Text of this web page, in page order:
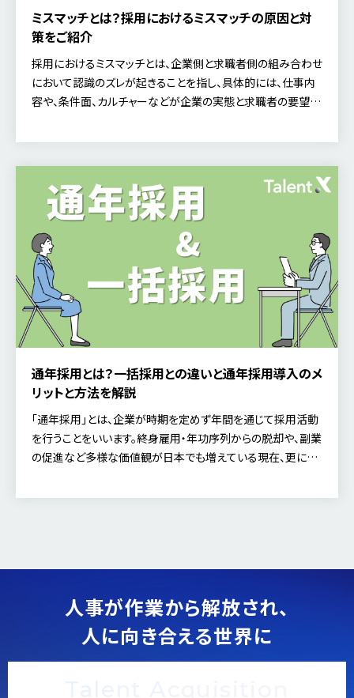
ミスマッチとは？採用におけるミスマッチの原因と対
策をご紹介
採用におけるミスマッチとは、企業側と求職者側の組み合わせ
において認識のズレが起きることを指し、具体的には、仕事内
容や、条件面、カルチャーなどが企業の実態と求職者の要望と
因やミスマッチを防ぐための具体的な対策について解説しま
通年採用とは？一括採用との違いと通年採用導入のメ
リットと方法を解説
「通年採用」とは、企業が時期を定めず年間を通じて採用活動
を行うことをいいます。終身雇用・年功序列からの脱却や、副業
の促進など多様な価値観が日本でも増えている現在、更に通
れる背景と現状について解説し、通年採用のメリットとデメリッ
人事が作業から解放され、
人に向き合える世界に